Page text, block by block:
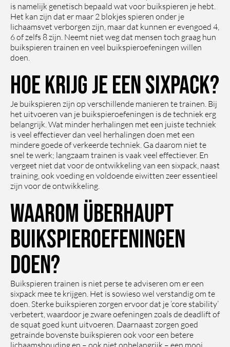
is namelijk genetisch bepaald wat voor buikspieren je hebt.
Het kan zijn dat er maar 2 blokjes spieren onder je
lichaamsvet verborgen zijn, maar dat kunnen er evengoed 4,
6 of zelfs 8 zijn. Neemt niet weg dat mensen toch graag hun
buikspieren trainen en veel buikspieroefeningen willen
doen.
Hoe krijg je een sixpack?
Je buikspieren zijn op verschillende manieren te trainen. Bij
het uitvoeren van je buikspieroefeningen is de techniek erg
belangrijk. Wat minder herhalingen met een juiste techniek
is veel effectiever dan veel herhalingen doen met een
mindere goede of verkeerde techniek. Ga daarom niet te
snel te werk; langzaam trainen is vaak veel effectiever. En
vergeet niet dat voor de ontwikkeling van een sixpack, naast
training, ook voeding en voldoende eiwitten zeer essentieel
zijn voor de ontwikkeling.
Waarom überhaupt
buikspieroefeningen
doen?
Buikspieren trainen is niet perse te adviseren om er een
sixpack mee te krijgen. Het is sowieso wel verstandig om te
doen. Sterke buikspieren zorgen ervoor dat je ‘core stability’
verbetert, waardoor je zware oefeningen zoals de deadlift of
de squat goed kunt uitvoeren. Daarnaast zorgen goed
getrainde bovenste buikspieren ook voor een betere